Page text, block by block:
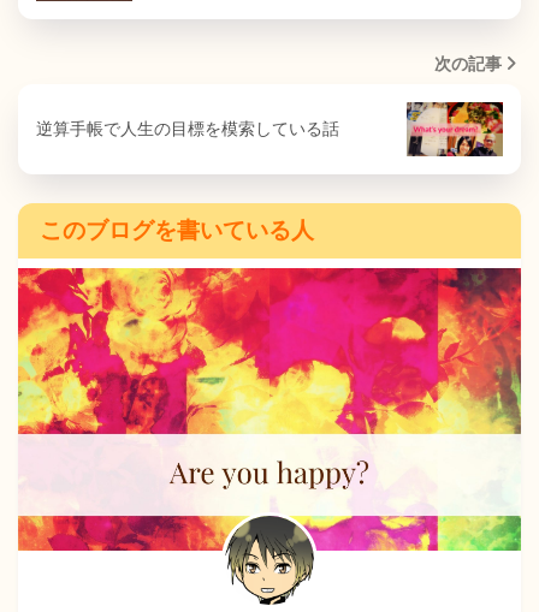
次の記事
逆算手帳で人生の目標を模索している話
このブログを書いている人